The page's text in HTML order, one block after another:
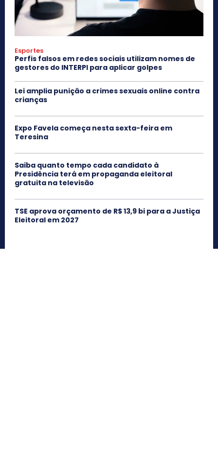
Esportes
Perfis falsos em redes sociais utilizam nomes de
gestores do INTERPI para aplicar golpes
Lei amplia punição a crimes sexuais online contra
crianças
Expo Favela começa nesta sexta-feira em
Teresina
Saiba quanto tempo cada candidato à
Presidência terá em propaganda eleitoral
gratuita na televisão
TSE aprova orçamento de R$ 13,9 bi para a Justiça
Eleitoral em 2027